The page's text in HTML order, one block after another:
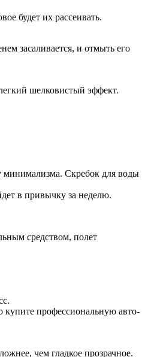
будет их рассеивать.
засаливается, и отмыть его
шелковистый эффект.
минимализма. Скребок для воды
в привычку за неделю.
средством, полет
купите профессиональную авто-
чем гладкое прозрачное.